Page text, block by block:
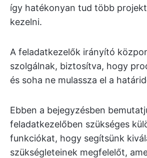
így hatékonyan tud több
kezelni.
A feladatkezelők irányító
szolgálnak, biztosítva, hogy
és soha ne mulassza el a
Ebben a bejegyzésben
feladatkezelőben szükséges
funkciókat, hogy segítsünk
szükségleteinek megfelelőt,